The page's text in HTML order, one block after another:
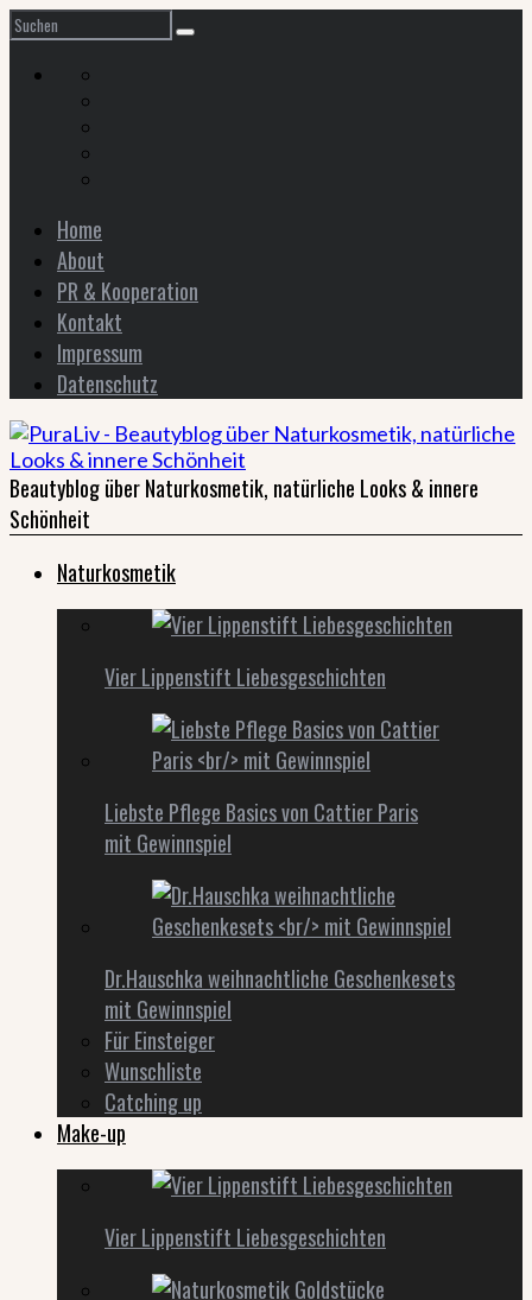
Home
About
PR & Kooperation
Kontakt
Impressum
Datenschutz
Beautyblog über Naturkosmetik, natürliche Looks & innere
Schönheit
Naturkosmetik
Vier Lippenstift Liebesgeschichten
Liebste Pflege Basics von Cattier Paris
mit Gewinnspiel
Dr.Hauschka weihnachtliche Geschenkesets
mit Gewinnspiel
Für Einsteiger
Wunschliste
Catching up
Make-up
Vier Lippenstift Liebesgeschichten